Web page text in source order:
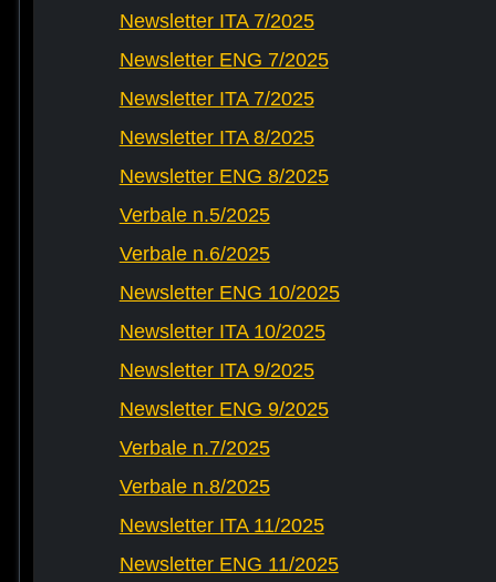
Newsletter ITA 7/2025
Newsletter ENG 7/2025
Newsletter ITA 7/2025
Newsletter ITA 8/2025
Newsletter ENG 8/2025
Verbale n.5/2025
Verbale n.6/2025
Newsletter ENG 10/2025
Newsletter ITA 10/2025
Newsletter ITA 9/2025
Newsletter ENG 9/2025
Verbale n.7/2025
Verbale n.8/2025
Newsletter ITA 11/2025
Newsletter ENG 11/2025